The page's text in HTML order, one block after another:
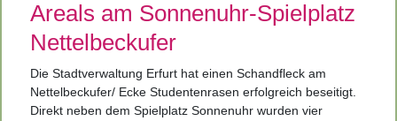
Areals am Sonnenuhr-Spielplatz
Nettelbeckufer
Die Stadtverwaltung Erfurt hat einen Schandfleck am
Nettelbeckufer/ Ecke Studentenrasen erfolgreich beseitigt.
Direkt neben dem Spielplatz Sonnenuhr wurden vier